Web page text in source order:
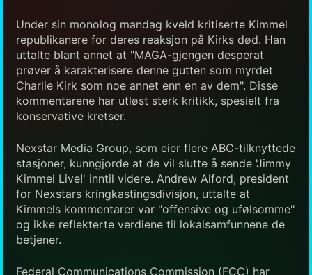
Under sin monolog mandag kveld kritiserte Kimmel
republikanere for deres reaksjon på Kirks død. Han
uttalte blant annet at "MAGA-gjengen desperat
prøver å karakterisere denne gutten som myrdet
Charlie Kirk som noe annet enn en av dem". Disse
kommentarene har utløst sterk kritikk, spesielt fra
konservative kretser.
Nexstar Media Group, som eier flere ABC-tilknyttede
stasjoner, kunngjorde at de vil slutte å sende 'Jimmy
Kimmel Live!' inntil videre. Andrew Alford, president
for Nexstars kringkastingsdivisjon, uttalte at
Kimmels kommentarer var "offensive og ufølsomme"
og ikke reflekterte verdiene til lokalsamfunnene de
betjener.
Federal Communications Commission (FCC) har